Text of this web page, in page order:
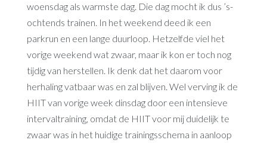
woensdag als warmste dag. Die dag mocht ik dus ’s-
ochtends trainen. In het weekend deed ik een
parkrun en een lange duurloop. Hetzelfde viel het
vorige weekend wat zwaar, maar ik kon er toch nog
tijdig van herstellen. Ik denk dat het daarom voor
herhaling vatbaar was en zal blijven. Wel verving ik de
HIIT van vorige week dinsdag door een intensieve
intervaltraining, omdat de HIIT voor mij duidelijk te
zwaar was in het huidige trainingsschema in aanloop